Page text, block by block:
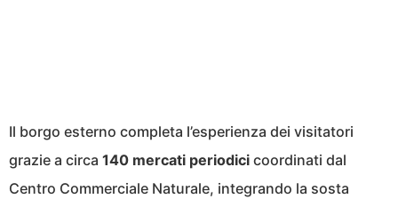
Il borgo esterno completa l’esperienza dei visitatori
grazie a circa 140 mercati periodici coordinati dal
Centro Commerciale Naturale, integrando la sosta